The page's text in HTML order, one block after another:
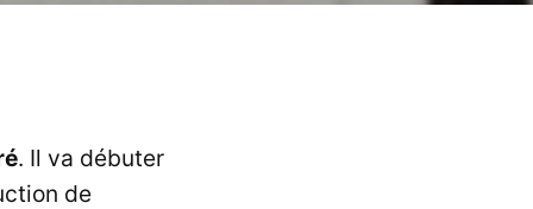
. Il va débuter
de